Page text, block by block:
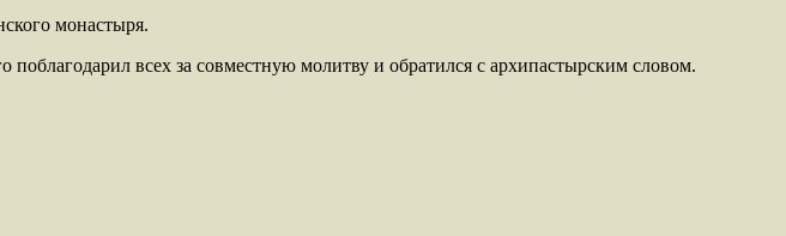
монастыря.
всех за совместную молитву и обратился с архипастырским словом.